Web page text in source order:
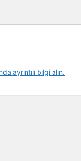
ayrıntılı bilgi alın.